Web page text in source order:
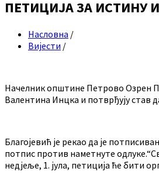
ПЕТИЦИЈА ЗА ИСТИНУ
Насловна /
Вијести /
Начелник општине Петрово Озрен
Валентина Инцка и потврђују став
Благојевић је рекао да је
потпис против наметнуте
недјеље, 1. јула, петиција ће бити